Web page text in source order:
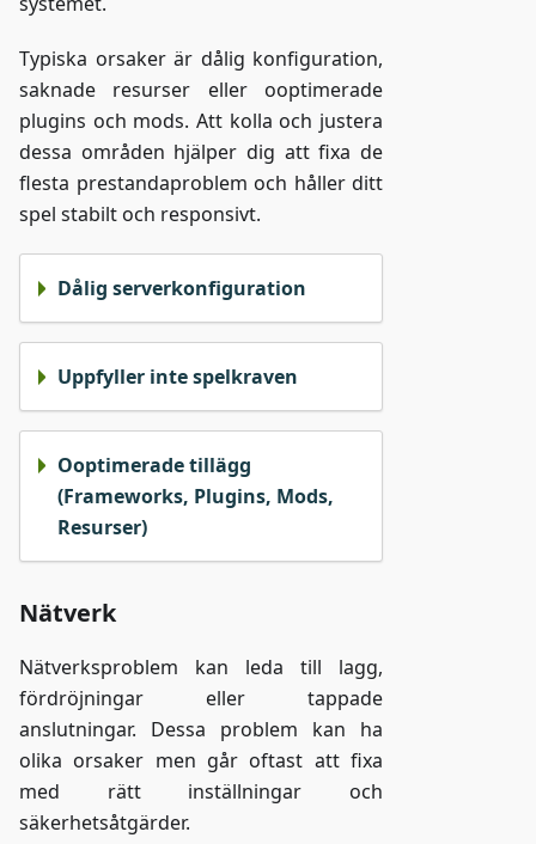
Typiska orsaker är dålig konfiguration,
saknade resurser eller ooptimerade
plugins och mods. Att kolla och justera
dessa områden hjälper dig att fixa de
flesta prestandaproblem och håller ditt
spel stabilt och responsivt.
Dålig serverkonfiguration
Uppfyller inte spelkraven
Ooptimerade tillägg
(Frameworks, Plugins, Mods,
Resurser)
Nätverk
Nätverksproblem kan leda till lagg,
fördröjningar eller tappade
anslutningar. Dessa problem kan ha
olika orsaker men går oftast att fixa
med rätt inställningar och
säkerhetsåtgärder.